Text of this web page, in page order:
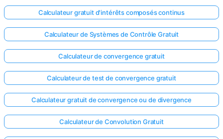
Calculateur gratuit d'intérêts composés continus
Calculateur de Systèmes de Contrôle Gratuit
Calculateur de convergence gratuit
Calculateur de test de convergence gratuit
Calculateur gratuit de convergence ou de divergence
Calculateur de Convolution Gratuit